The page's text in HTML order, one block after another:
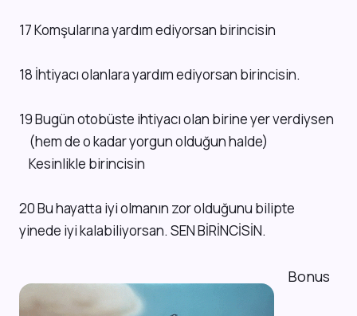
17 Komşularına yardım ediyorsan birincisin
18 İhtiyacı olanlara yardım ediyorsan birincisin.
19 Bugün otobüste ihtiyacı olan birine yer verdiysen
(hem de o kadar yorgun olduğun halde)
Kesinlikle birincisin
20 Bu hayatta iyi olmanın zor olduğunu bilipte
yinede iyi kalabiliyorsan. SEN BİRİNCİSİN.
Bonus